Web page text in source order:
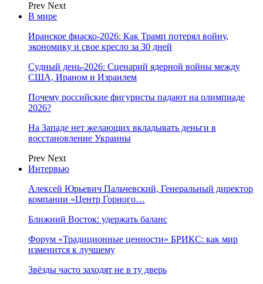
Prev Next
В мире
Иранское фиаско-2026: Как Трамп потерял войну,
экономику и свое кресло за 30 дней
Судный день-2026: Сценарий ядерной войны между
США, Ираном и Израилем
Почему российские фигуристы падают на олимпиаде
2026?
На Западе нет желающих вкладывать деньги в
восстановление Украины
Prev Next
Интервью
Алексей Юрьевич Пальчевский, Генеральный директор
компании «Центр Горного…
Ближний Восток: удержать баланс
Форум «Традиционные ценности» БРИКС: как мир
изменится к лучшему
Звёзды часто заходят не в ту дверь